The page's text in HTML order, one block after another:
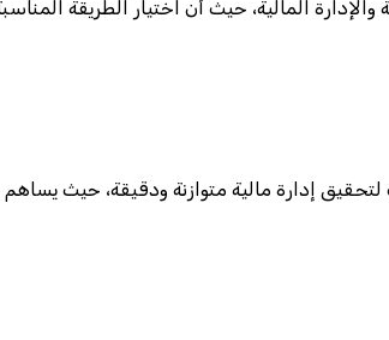
المالية، حيث أن اختيار الطريقة
إدارة مالية متوازنة ودقيقة، حيث يساهم